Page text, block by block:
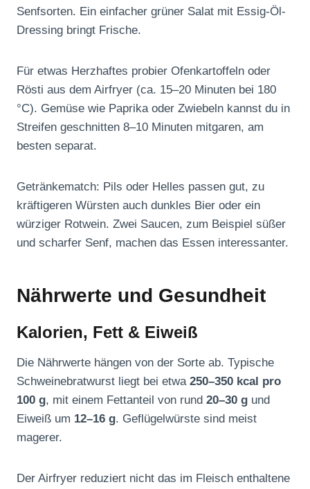
Senfsorten. Ein einfacher grüner Salat mit Essig-Öl-
Dressing bringt Frische.
Für etwas Herzhaftes probier Ofenkartoffeln oder
Rösti aus dem Airfryer (ca. 15–20 Minuten bei 180
°C). Gemüse wie Paprika oder Zwiebeln kannst du in
Streifen geschnitten 8–10 Minuten mitgaren, am
besten separat.
Getränkematch: Pils oder Helles passen gut, zu
kräftigeren Würsten auch dunkles Bier oder ein
würziger Rotwein. Zwei Saucen, zum Beispiel süßer
und scharfer Senf, machen das Essen interessanter.
Nährwerte und Gesundheit
Kalorien, Fett & Eiweiß
Die Nährwerte hängen von der Sorte ab. Typische
Schweinebratwurst liegt bei etwa 250–350 kcal pro
100 g, mit einem Fettanteil von rund 20–30 g und
Eiweiß um 12–16 g. Geflügelwürste sind meist
magerer.
Der Airfryer reduziert nicht das im Fleisch enthaltene